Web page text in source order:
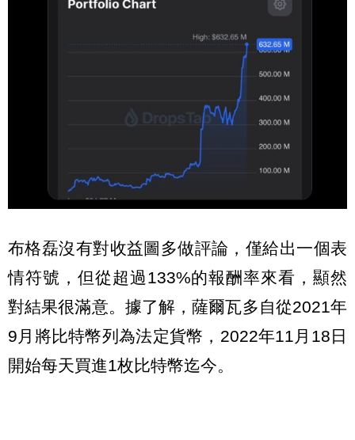
布格磊沒有對收益圖多做評論，僅給出一個表
情符號，但從超過133%的報酬率來看，顯然
對結果很滿意。據了解，薩爾瓦多自從2021年
9月將比特幣列為法定貨幣，2022年11月18日
開始每天買進1枚比特幣迄今。